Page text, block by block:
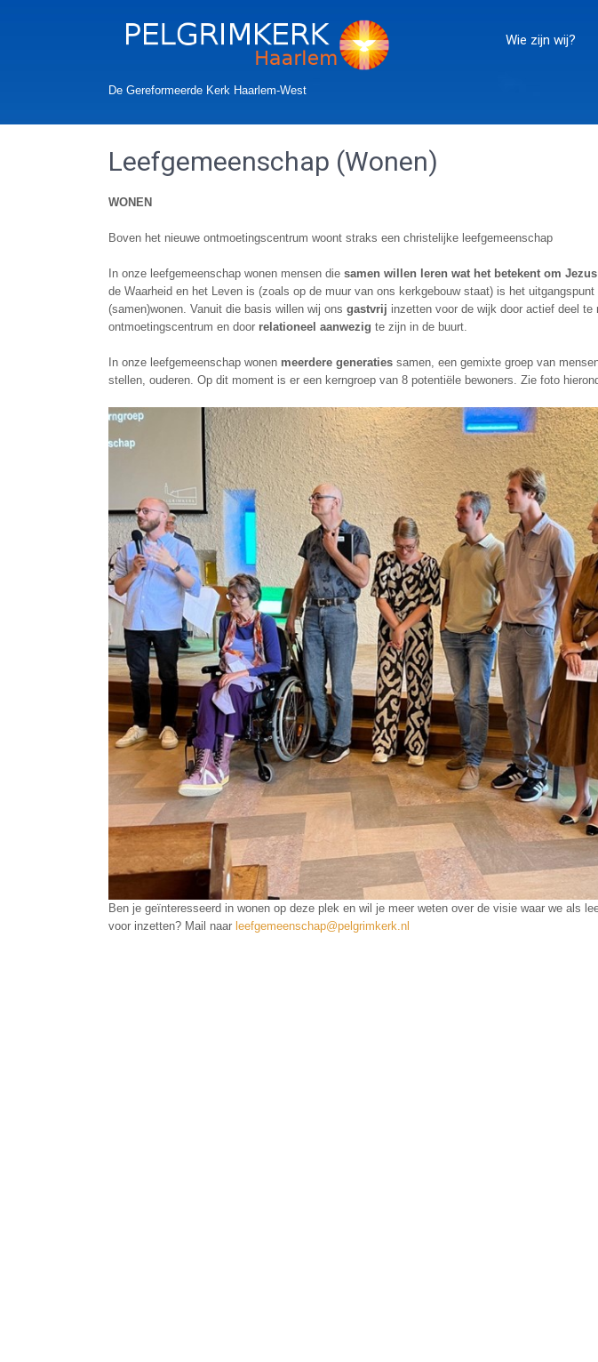
De Gereformeerde Kerk Haarlem-West
Wie zijn wij?
Leefgemeenschap (Wonen)
WONEN
Boven het nieuwe ontmoetingscentrum woont straks een christelijke leefgemeenschap
In onze leefgemeenschap wonen mensen die samen willen leren wat het betekent om
de Waarheid en het Leven is (zoals op de muur van ons kerkgebouw staat) is het
(samen)wonen. Vanuit die basis willen wij ons gastvrij inzetten voor de wijk door actief deel
ontmoetingscentrum en door relationeel aanwezig te zijn in de buurt.
In onze leefgemeenschap wonen meerdere generaties samen, een gemixte groep van
stellen, ouderen. Op dit moment is er een kerngroep van 8 potentiële bewoners. Zie foto
Ben je geïnteresseerd in wonen op deze plek en wil je meer weten over de visie waar we als
voor inzetten? Mail naar leefgemeenschap@pelgrimkerk.nl